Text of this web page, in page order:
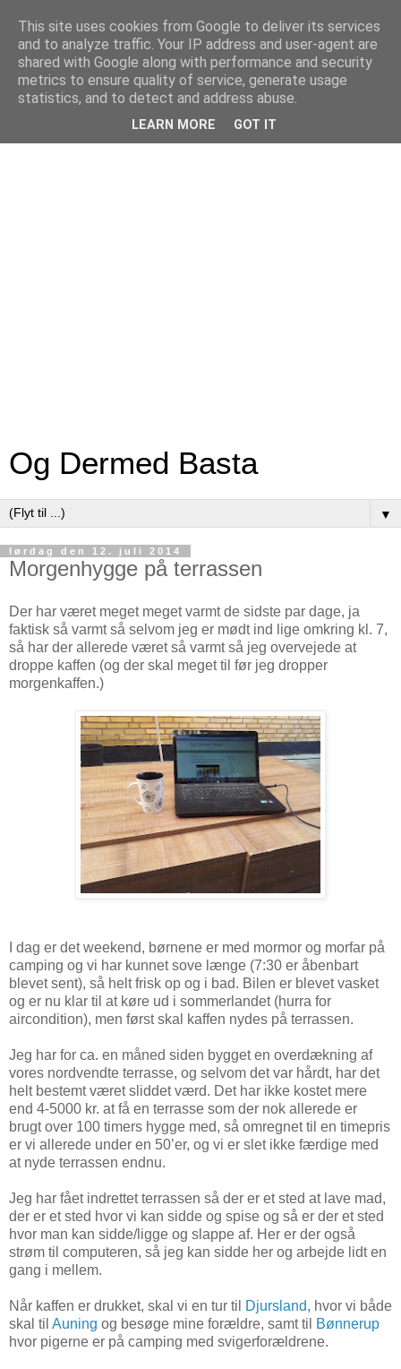
Og Dermed Basta
▼
lørdag den 12. juli 2014
Morgenhygge på terrassen
Der har været meget meget varmt de sidste par dage, ja
faktisk så varmt så selvom jeg er mødt ind lige omkring kl. 7,
så har der allerede været så varmt så jeg overvejede at
droppe kaffen (og der skal meget til før jeg dropper
morgenkaffen.)
I dag er det weekend, børnene er med mormor og morfar på
camping og vi har kunnet sove længe (7:30 er åbenbart
blevet sent), så helt frisk op og i bad. Bilen er blevet vasket
og er nu klar til at køre ud i sommerlandet (hurra for
aircondition), men først skal kaffen nydes på terrassen.
Jeg har for ca. en måned siden bygget en overdækning af
vores nordvendte terrasse, og selvom det var hårdt, har det
helt bestemt været sliddet værd. Det har ikke kostet mere
end 4-5000 kr. at få en terrasse som der nok allerede er
brugt over 100 timers hygge med, så omregnet til en timepris
er vi allerede under en 50’er, og vi er slet ikke færdige med
at nyde terrassen endnu.
Jeg har fået indrettet terrassen så der er et sted at lave mad,
der er et sted hvor vi kan sidde og spise og så er der et sted
hvor man kan sidde/ligge og slappe af. Her er der også
strøm til computeren, så jeg kan sidde her og arbejde lidt en
gang i mellem.
Når kaffen er drukket, skal vi en tur til Djursland, hvor vi både
skal til Auning og besøge mine forældre, samt til
Bønnerup
hvor pigerne er på camping med svigerforældrene.
This site uses cookies from Google to deliver its services
and to analyze traffic. Your IP address and user-agent are
shared with Google along with performance and security
metrics to ensure quality of service, generate usage
statistics, and to detect and address abuse.
LEARN MORE GOT IT